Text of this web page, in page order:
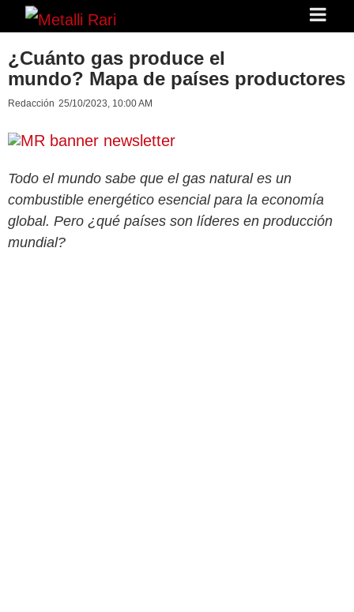
¿Cuánto gas produce el
mundo? Mapa de países productores
Redacción 25/10/2023, 10:00 AM
Todo el mundo sabe que el gas natural es un
combustible energético esencial para la economía
global. Pero ¿qué países son líderes en producción
mundial?